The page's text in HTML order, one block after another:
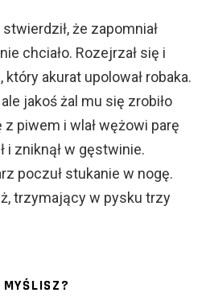
że zapomniał
chciało. Rozejrzał się i
który akurat upolował robaka.
jakoś żal mu się zrobiło
piwem i wlał wężowi parę
i zniknął w gęstwinie.
poczuł stukanie w nogę.
trzymający w pysku trzy
MYŚLISZ?